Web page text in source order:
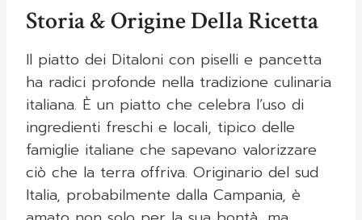
Storia & Origine Della Ricetta
Il piatto dei Ditaloni con piselli e pancetta
ha radici profonde nella tradizione culinaria
italiana. È un piatto che celebra l’uso di
ingredienti freschi e locali, tipico delle
famiglie italiane che sapevano valorizzare
ciò che la terra offriva. Originario del sud
Italia, probabilmente dalla Campania, è